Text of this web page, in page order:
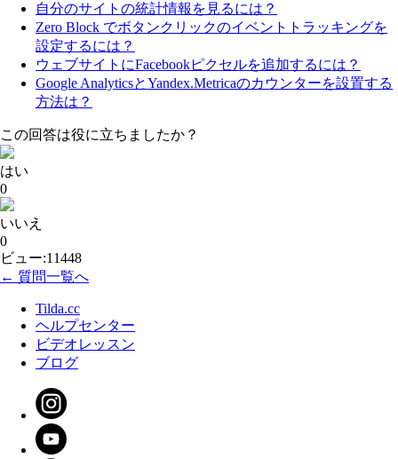
自分のサイトの統計情報を見るには？
Zero Block でボタンクリックのイベントトラッキングを
設定するには？
ウェブサイトにFacebookピクセルを追加するには？
Google AnalyticsとYandex.Metricaのカウンターを設置する
方法は？
この回答は役に立ちましたか？
はい
0
いいえ
0
ビュー:11448
← 質問一覧へ
Tilda.cc
ヘルプセンター
ビデオレッスン
ブログ